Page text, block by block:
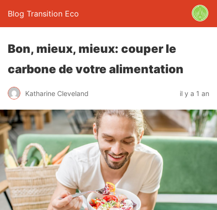
Blog Transition Eco
Bon, mieux, mieux: couper le
carbone de votre alimentation
Katharine Cleveland il y a 1 an